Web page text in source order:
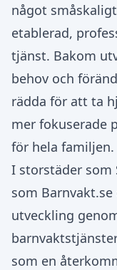
något
etablerad,
tjänst. Bakom
behov och
rädda för att ta
mer fokuserade
för hela familjen.
I storstäder som
som
utveckling
som en